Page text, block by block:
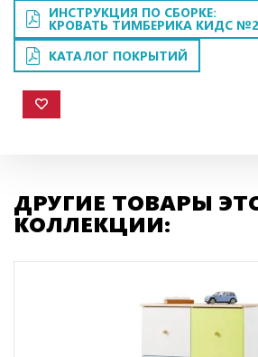
ИНСТРУКЦИЯ ПО СБОРКЕ:
КРОВАТЬ ТИМБЕРИКА КИДС
КАТАЛОГ ПОКРЫТИЙ
ДРУГИЕ ТОВАРЫ
КОЛЛЕКЦИИ: